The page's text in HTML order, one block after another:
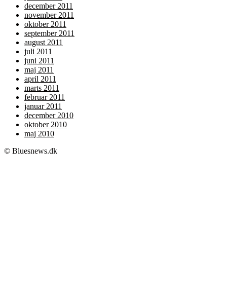
december 2011
november 2011
oktober 2011
september 2011
august 2011
juli 2011
juni 2011
maj 2011
april 2011
marts 2011
februar 2011
januar 2011
december 2010
oktober 2010
maj 2010
© Bluesnews.dk